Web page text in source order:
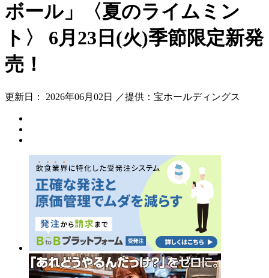
ボール」〈夏のライムミン
ト〉 6月23日(火)季節限定新発
売！
更新日： 2026年06月02日 ／提供：宝ホールディングス